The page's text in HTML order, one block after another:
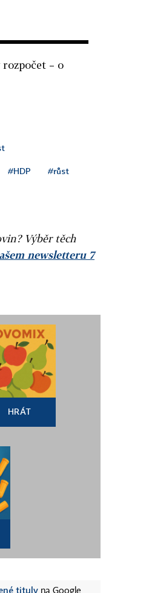
– o
#HDP #růst
Výběr těch
newsletteru 7
HRÁT
tituly na Google